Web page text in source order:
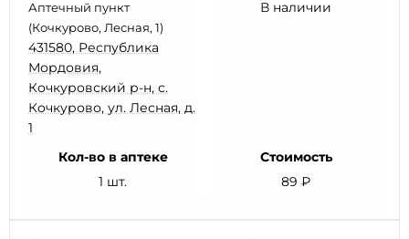
Аптечный пункт
(Кочкурово, Лесная, 1)
431580, Республика
Мордовия,
Кочкуровский р-н, с.
Кочкурово, ул. Лесная, д.
1
В наличии
Кол-во в аптеке
1 шт.
Стоимость
89 ₽